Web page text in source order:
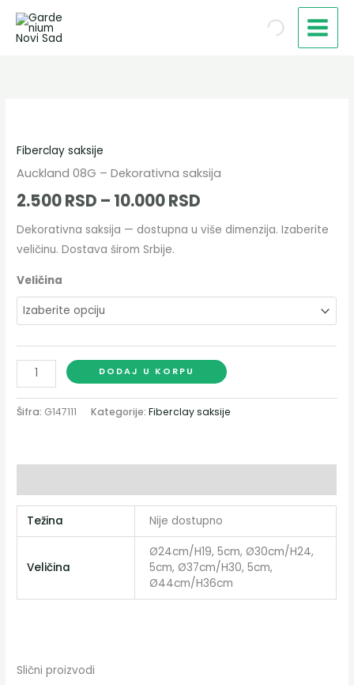
Пређи
Fiberclay saksije
Auckland 08G – Dekorativna saksija
2.500RSD – 10.000RSD
од
до
Dekorativna saksija — dostupna u više dimenzija. Izaberite
veličinu. Dostava širom Srbije.
Veličina
-
Dekorativna
saksija
DODAJ U KORPU
Šifra: G147111 Kategorije:Fiberclay saksije
Težina Nije dostupno
Veličina
Ø24cm/H19, 5cm, Ø30cm/H24,
5cm, Ø37cm/H30, 5cm,
Ø44cm/H36cm
Slični proizvodi